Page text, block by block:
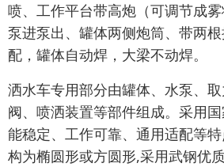
喷、工作平台带高炮（可调节成
泵进泵出、罐体两侧炮筒、带两
配，罐体自动焊，大梁不动焊。
洒水车专用部分由罐体、水泵、
阀、喷洒装置等部件组成。采用
能稳定、工作可靠、通用适配等
构为椭圆形或方圆形,采用武钢优